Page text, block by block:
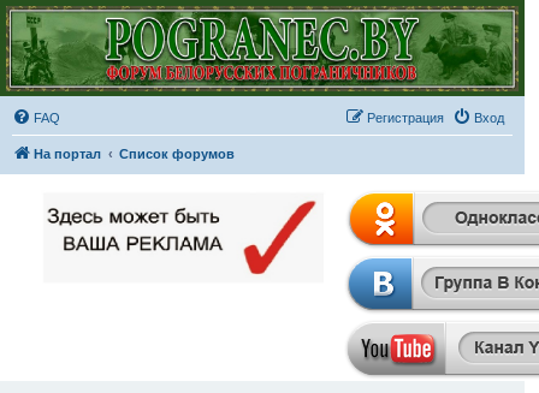
FAQ Вход
Регистрация
На портал Список форумов